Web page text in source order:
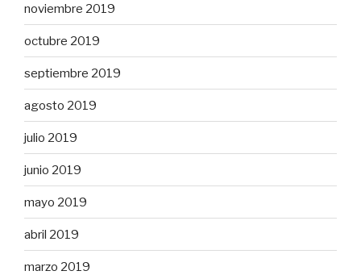
noviembre 2019
octubre 2019
septiembre 2019
agosto 2019
julio 2019
junio 2019
mayo 2019
abril 2019
marzo 2019